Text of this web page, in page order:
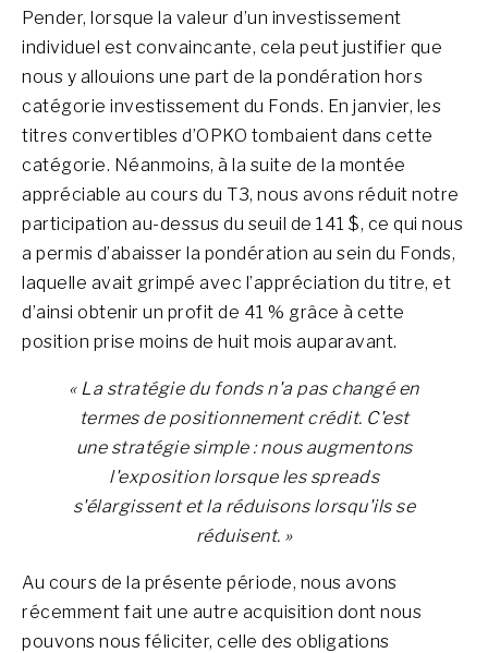
Pender, lorsque la valeur d’un investissement
individuel est convaincante, cela peut justifier que
nous y allouions une part de la pondération hors
catégorie investissement du Fonds. En janvier, les
titres convertibles d’OPKO tombaient dans cette
catégorie. Néanmoins, à la suite de la montée
appréciable au cours du T3, nous avons réduit notre
participation au-dessus du seuil de 141 $, ce qui nous
a permis d’abaisser la pondération au sein du Fonds,
laquelle avait grimpé avec l’appréciation du titre, et
d’ainsi obtenir un profit de 41 % grâce à cette
position prise moins de huit mois auparavant.
« La stratégie du fonds n'a pas changé en
termes de positionnement crédit. C'est
une stratégie simple : nous augmentons
l'exposition lorsque les spreads
s'élargissent et la réduisons lorsqu'ils se
réduisent. »
Au cours de la présente période, nous avons
récemment fait une autre acquisition dont nous
pouvons nous féliciter, celle des obligations